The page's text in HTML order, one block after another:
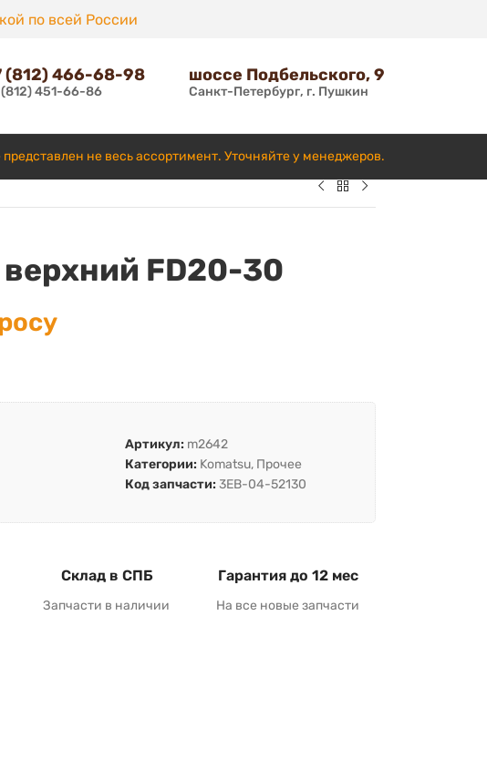
по всей России
(812) 466-68-98
(812) 451-66-86
шоссе Подбельского, 9
Санкт-Петербург, г. Пушкин
представлен не весь ассортимент. Уточняйте у менеджеров.
FD20-30
Артикул: m2642
Категории: Komatsu, Прочее
Код запчасти: 3EB-04-52130
Склад в СПБ
Запчасти в наличии
Гарантия до 12 мес
На все новые запчасти